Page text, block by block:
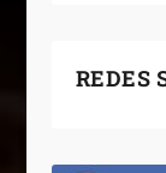
REDES